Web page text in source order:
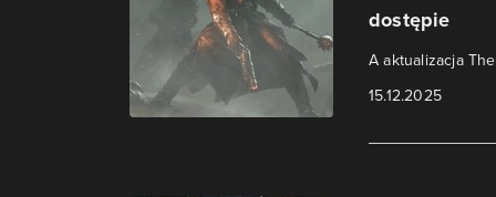
dostępie
A aktualizacja
15.12.2025